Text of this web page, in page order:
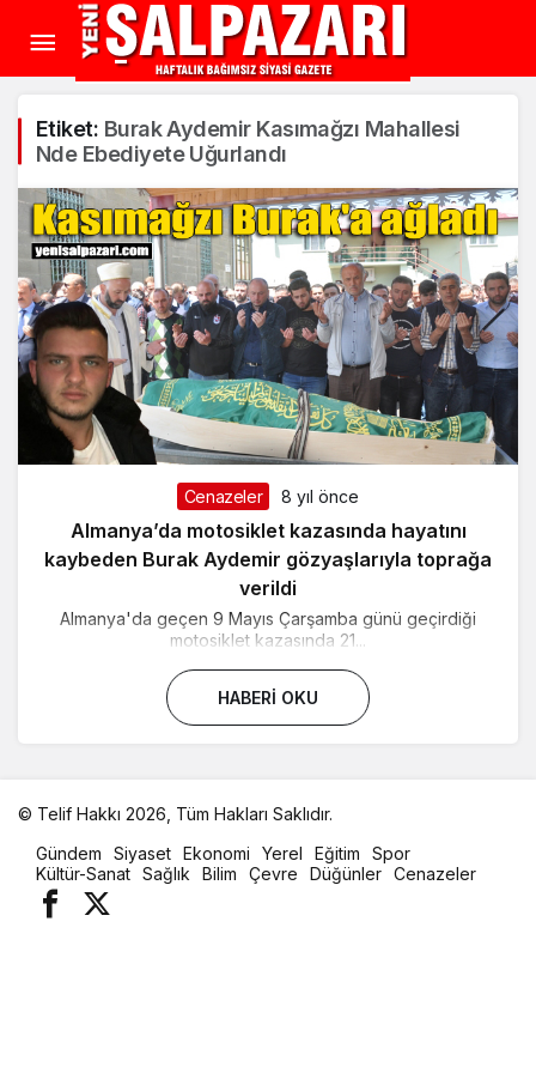
Etiket: Burak Aydemir Kasımağzı Mahallesi
Nde Ebediyete Uğurlandı
Cenazeler 8 yıl önce
Almanya’da motosiklet kazasında hayatını
kaybeden Burak Aydemir gözyaşlarıyla toprağa
verildi
Almanya'da geçen 9 Mayıs Çarşamba günü geçirdiği
motosiklet kazasında 21...
HABERI OKU
© Telif Hakkı 2026, Tüm Hakları Saklıdır.
oto
kiralama
parça
eşya
Gündem Siyaset Ekonomi Yerel Eğitim
Spor
Kültür-Sanat Sağlık Bilim Çevre Düğünler Cenazeler